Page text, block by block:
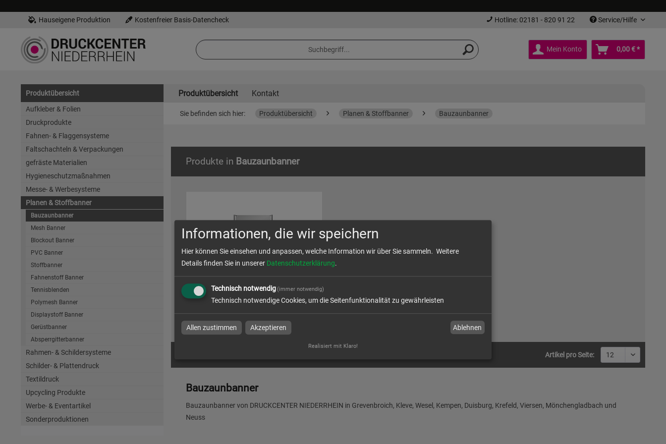
Hauseigene Produktion Kostenfreier Basis-Datencheck Hotline: 02181 - 820 91 22 Service/Hilfe
Mein Konto 0,00 € *
Produktübersicht
Aufkleber & Folien
Druckprodukte
Fahnen- & Flaggensysteme
Faltschachteln & Verpackungen
gefräste Materialien
Hygieneschutzmaßnahmen
Messe- & Werbesysteme
Planen & Stoffbanner
Bauzaunbanner
Mesh Banner
Blockout Banner
PVC Banner
Stoffbanner
Fahnenstoff Banner
Tennisblenden
Polymesh Banner
Displaystoff Banner
Gerüstbanner
Absperrgitterbanner
Rahmen- & Schildersysteme
Schilder- & Plattendruck
Textildruck
Upcycling Produkte
Werbe- & Eventartikel
Sonderproduktionen
Produktübersicht Kontakt
Sie befinden sich hier: Produktübersicht Planen & Stoffbanner Bauzaunbanner
Produkte in Bauzaunbanner
cm | einseitig bedruckt
Artikel pro Seite:
Bauzaunbanner
Bauzaunbanner von DRUCKCENTER NIEDERRHEIN in Grevenbroich, Kleve, Wesel, Kempen, Duisburg, Krefeld, Viersen, Mönchengladbach und
Neuss
Informationen, die wir speichern
Hier können Sie einsehen und anpassen, welche Information wir über Sie sammeln. Weitere
Details finden Sie in unserer Datenschutzerklärung.
Technisch notwendig(immer notwendig)
Technisch notwendige Cookies, um die Seitenfunktionalität zu gewährleisten
Allen zustimmen Akzeptieren Ablehnen
Realisiert mit Klaro!